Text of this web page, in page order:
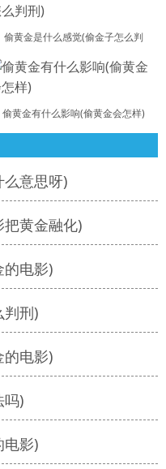
偷黄金是什么感觉(偷金子怎么判
偷黄金有什么影响(偷黄金会怎样)
意思呀)
黄金融化)
的电影)
判刑)
的电影)
吗)
电影)